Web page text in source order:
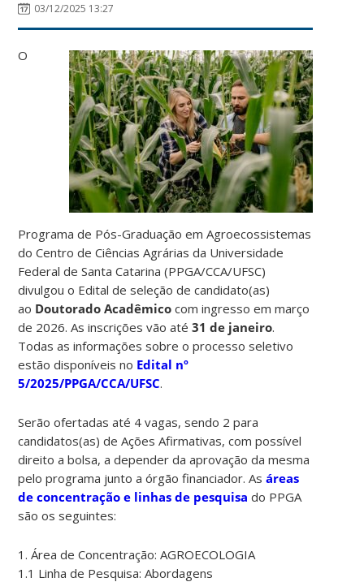
03/12/2025 13:27
O
Programa de Pós-Graduação em Agroecossistemas
do Centro deCiências Agrárias da Universidade
Federal de Santa Catarina (PPGA/CCA/UFSC)
divulgou o Edital de seleção de candidato(as)
ao Doutorado Acadêmicocom ingresso em março
de 2026. As inscrições vão até 31 de janeiro.
Todas as informações sobre o processo seletivo
estão disponíveis no Edital nº
5/2025/PPGA/CCA/UFSC.
Serãoofertadas até 4 vagas, sendo 2 para
candidatos(as) de Ações Afirmativas, com possível
direito a bolsa, a depender daaprovação da mesma
pelo programa junto a órgão financiador.Asáreas
de concentração e linhas de pesquisa do PPGA
são os seguintes:
1. Área de Concentração: AGROECOLOGIA
1.1 Linha de Pesquisa: Abordagens